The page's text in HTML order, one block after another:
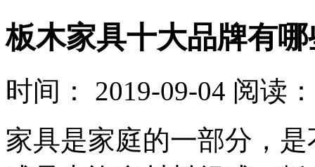
板木家具十大品牌有
时间： 2019-09-04 阅读
家具是家庭的一部分，